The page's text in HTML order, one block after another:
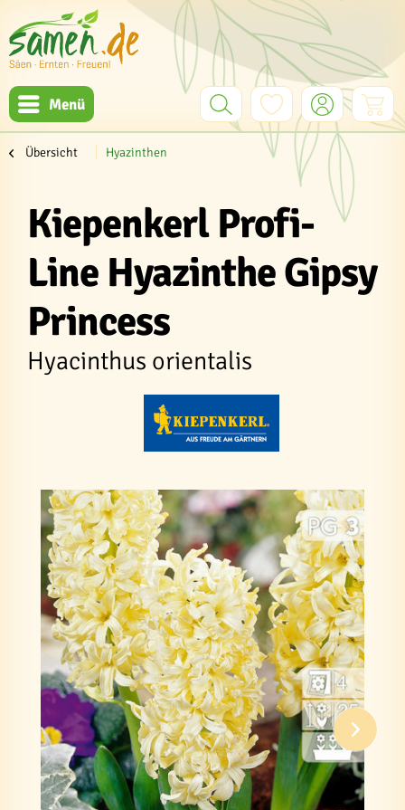
Menü
Übersicht Hyazinthen
Kiepenkerl Profi-
Line Hyazinthe Gipsy
Princess
Hyacinthus orientalis